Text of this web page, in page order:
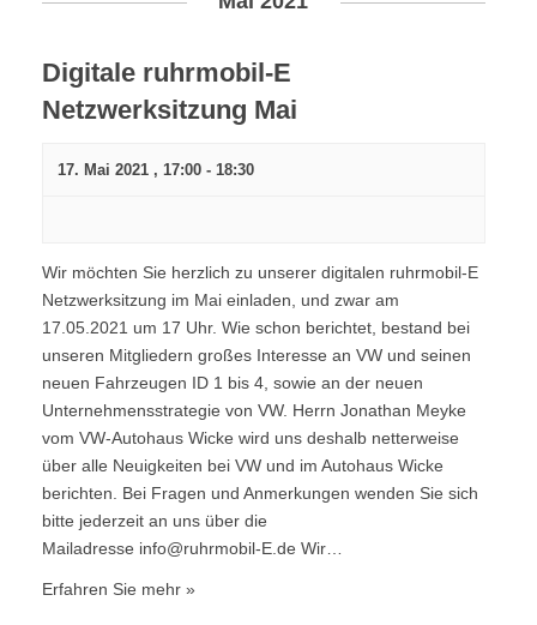
Digitale ruhrmobil-E
Netzwerksitzung Mai
17. Mai 2021 , 17:00 - 18:30
Wir möchten Sie herzlich zu unserer digitalen ruhrmobil-E
Netzwerksitzung im Mai einladen, und zwar am
17.05.2021 um 17 Uhr. Wie schon berichtet, bestand bei
unseren Mitgliedern großes Interesse an VW und seinen
neuen Fahrzeugen ID 1 bis 4, sowie an der neuen
Unternehmensstrategie von VW. Herrn Jonathan Meyke
vom VW-Autohaus Wicke wird uns deshalb netterweise
über alle Neuigkeiten bei VW und im Autohaus Wicke
berichten. Bei Fragen und Anmerkungen wenden Sie sich
bitte jederzeit an uns über die
Mailadresse info@ruhrmobil-E.de Wir…
Erfahren Sie mehr »